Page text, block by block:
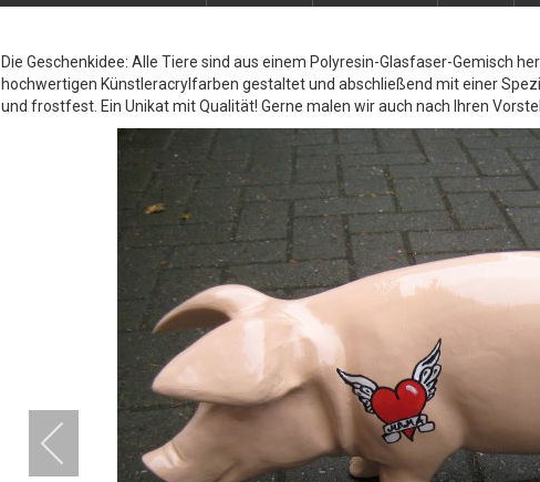
Die Geschenkidee: Alle Tiere sind aus einem Polyresin-Glasfaser-Gemisch
hochwertigen Künstleracrylfarben gestaltet und abschließend mit einer
und frostfest. Ein Unikat mit Qualität! Gerne malen wir auch nach Ihren